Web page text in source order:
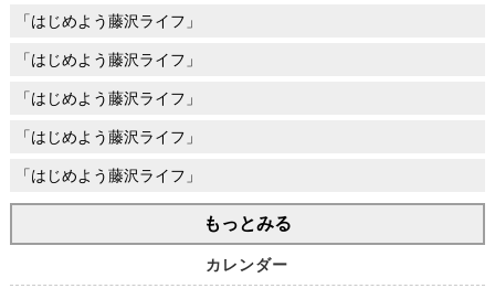
「はじめよう藤沢ライフ」
「はじめよう藤沢ライフ」
「はじめよう藤沢ライフ」
「はじめよう藤沢ライフ」
「はじめよう藤沢ライフ」
もっとみる
カレンダー